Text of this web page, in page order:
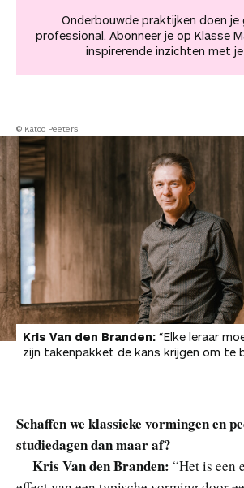
Onderbouwde praktijken doen je
professional. Abonneer je op Klasse
inspirerende inzichten met
© Katoo Peeters
Kris Van den Branden: “Elke leraar
zijn takenpakket de kans krijgen om te
Schaffen we klassieke vormingen en
studiedagen dan maar af?
Kris Van den Branden: “Het is een